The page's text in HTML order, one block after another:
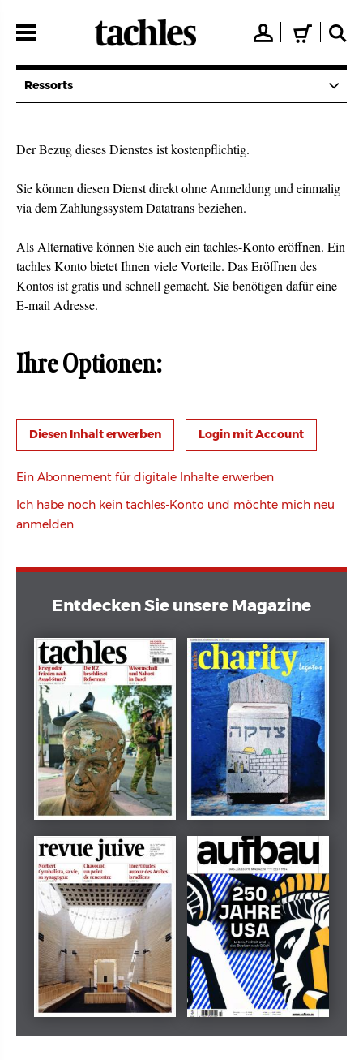
zum
👤 🛒 🔍
Ressorts
Der Bezug dieses Dienstes ist kostenpflichtig.
Sie können diesen Dienst direkt ohne Anmeldung und einmalig
via dem Zahlungssystem Datatrans beziehen.
Als Alternative können Sie auch ein tachles-Konto eröffnen. Ein
tachles Konto bietet Ihnen viele Vorteile. Das Eröffnen des
Kontos ist gratis und schnell gemacht. Sie benötigen dafür eine
E-mail Adresse.
Ihre Optionen:
Login mit Account
Ein Abonnement für digitale Inhalte erwerben
Ich habe noch kein tachles-Konto und möchte mich neu
anmelden
Entdecken Sie unsere Magazine
Dezember 2024
tachles
März 2026
Beilage